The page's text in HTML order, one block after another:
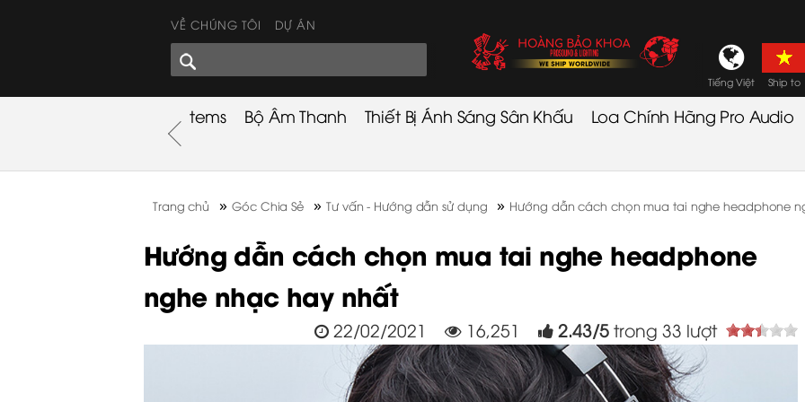
VỀ CHÚNG TÔI DỰ ÁN
GÓC CHIA SẺ Tiếng Việt Ship to
Used Items Bộ Âm Thanh Thiết Bị Ánh Sáng Sân Khấu Loa Chính Hãng Pro Audio
Trang chủ »Góc Chia Sẻ »Tư vấn - Hướng dẫn sử dụng » Hướng dẫn cách chọn mua tai nghe headphone
Hướng dẫn cách chọn mua tai nghe headphone
nghe nhạc hay nhất
22/02/2021 16,251 2.43/5 trong 33 lượt